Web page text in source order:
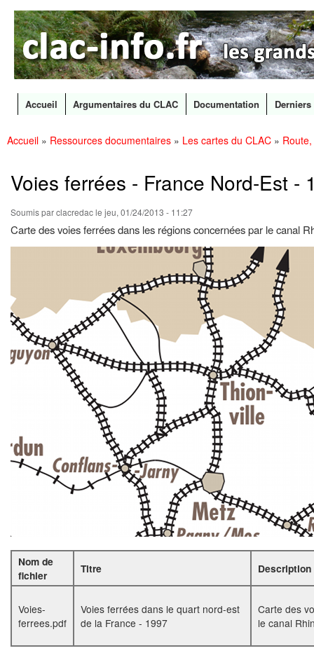
CLAC
Info
Les
grands
canaux
en
Menu principal
Accueil Argumentaires du CLAC Documentation
Accueil » Ressources documentaires » Les cartes du CLAC »
Voies ferrées - France Nord-Est -
Soumis parclacredacle jeu, 01/24/2013 - 11:27
Carte des voies ferrées dans les régions concernées par le canal
Nom de
fichier
Titre Description
Voies-
ferrees.pdf
Voies ferrées dans le quart nord-est
de la France - 1997
Carte des
le canal